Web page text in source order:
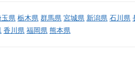
玉県 栃木県 群馬県 宮城県 新潟県 石川県
香川県 福岡県 熊本県